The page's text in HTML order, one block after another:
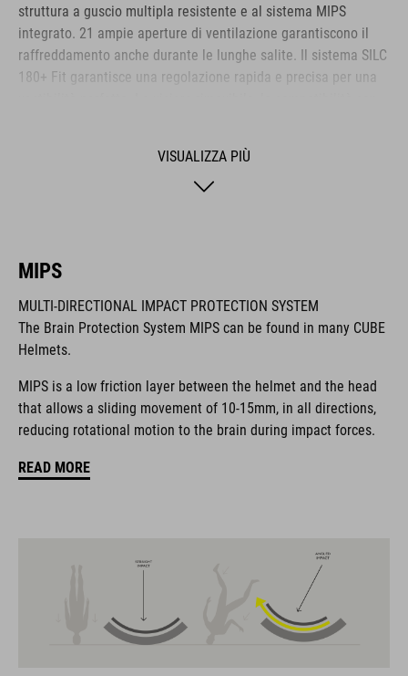
struttura a guscio multipla resistente e al sistema MIPS
integrato. 21 ampie aperture di ventilazione garantiscono il
raffreddamento anche durante le lunghe salite. Il sistema SILC
180+ Fit garantisce una regolazione rapida e precisa per una
L’HOVER è il compagno ideale per ogni viaggio.
Il marchio CUBE comprende prodotti innovativi e di alta
qualità, sempre basati sui trend attuali. Grazie alla stretta
biciclette, i prodotti sono perfettamente compatibili tra loro e
creano la combinazione ottimale di design, tecnica e usabilità.
CARATTERISTICHE
visiera rimovibile
VISUALIZZA PIÙ
MIPS
MULTI-DIRECTIONAL IMPACT PROTECTION SYSTEM
The Brain Protection System MIPS can be found in many CUBE
Helmets.
MIPS is a low friction layer between the helmet and the head
that allows a sliding movement of 10-15mm, in all directions,
reducing rotational motion to the brain during impact forces.
READ MORE